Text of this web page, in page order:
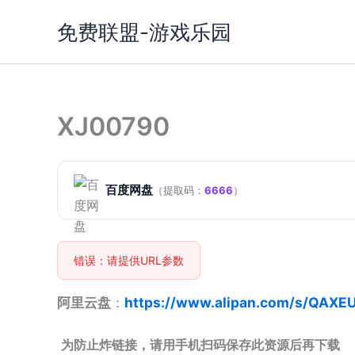
免费联盟-游戏乐园
XJ00790
百度网盘 （提取码： 6666）
错误：请提供URL参数
阿里云盘 ： https://www.alipan.com/s/
为防止炸链接，请用手机扫码保存此资源后再下载